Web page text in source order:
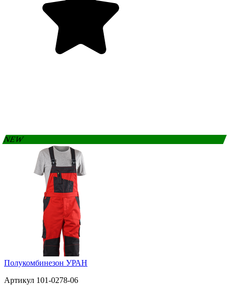
NEW
Полукомбинезон УРАН
Артикул 101-0278-06